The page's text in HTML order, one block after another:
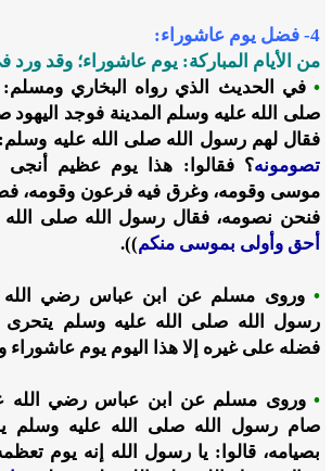
4- فضل يوم عاشوراء:
من الأيام المباركة: يوم عاشوراء؛ وقد
• في الحديث الذي رواه البخاري
صلى الله عليه وسلم المدينة فوجد اليهود
فقال لهم رسول الله صلى الله عليه وسلم:
تصومونه؟ فقالوا: هذا يوم عظيم أنجى
موسى وقومه، وغرق فيه فرعون وقومه،
فنحن نصومه، فقال رسول الله صلى
أحق وأولى بموسى منكم)).
• وروى مسلم عن ابن عباس رضي الله
رسول الله صلى الله عليه وسلم
فضله على غيره إلا هذا اليوم يوم
• وروى مسلم عن ابن عباس رضي الله
صام رسول الله صلى الله عليه وسلم
بصيامه، قالوا: يا رسول الله إنه يوم